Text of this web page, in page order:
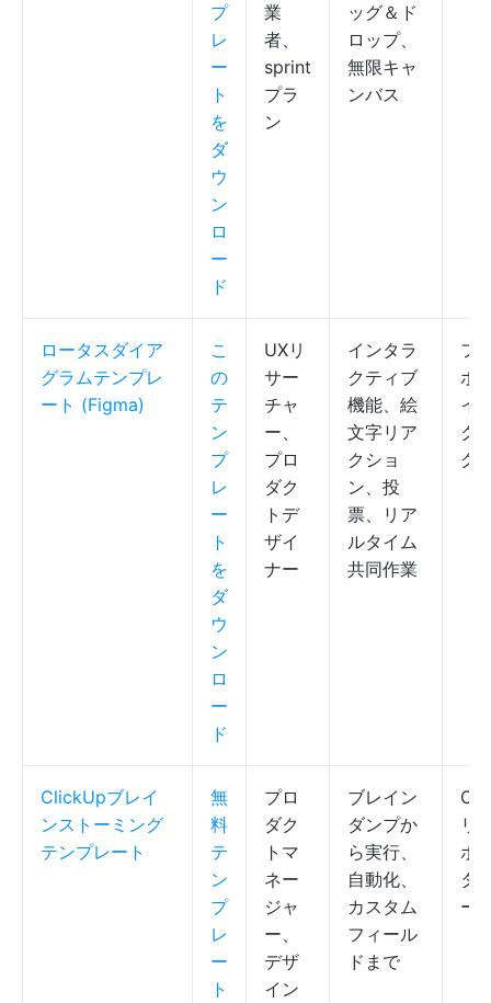
プ
レ
ー
ト
を
ダ
ウ
ン
ロ
ー
ド
業
者、
sprint
プラ
ン
ッグ＆ド
ロップ、
無限キャ
ンバス
ロータスダイア
グラムテンプレ
ート (Figma)
こ
の
テ
ン
プ
レ
ー
ト
を
ダ
ウ
ン
ロ
ー
ド
UXリ
サー
チャ
ー、
プロ
ダク
トデ
ザイ
ナー
インタラ
クティブ
機能、絵
文字リア
クショ
ン、投
票、リア
ルタイム
共同作業
フ
ボ
イ
ク
グ
ClickUpブレイ
ンストーミング
テンプレート
無
料
テ
ン
プ
レ
ー
ト
プロ
ダク
トマ
ネー
ジャ
ー、
デザ
イン
ブレイン
ダンプか
ら実行、
自動化、
カスタム
フィール
ドまで
リ
ボ
タ
ー